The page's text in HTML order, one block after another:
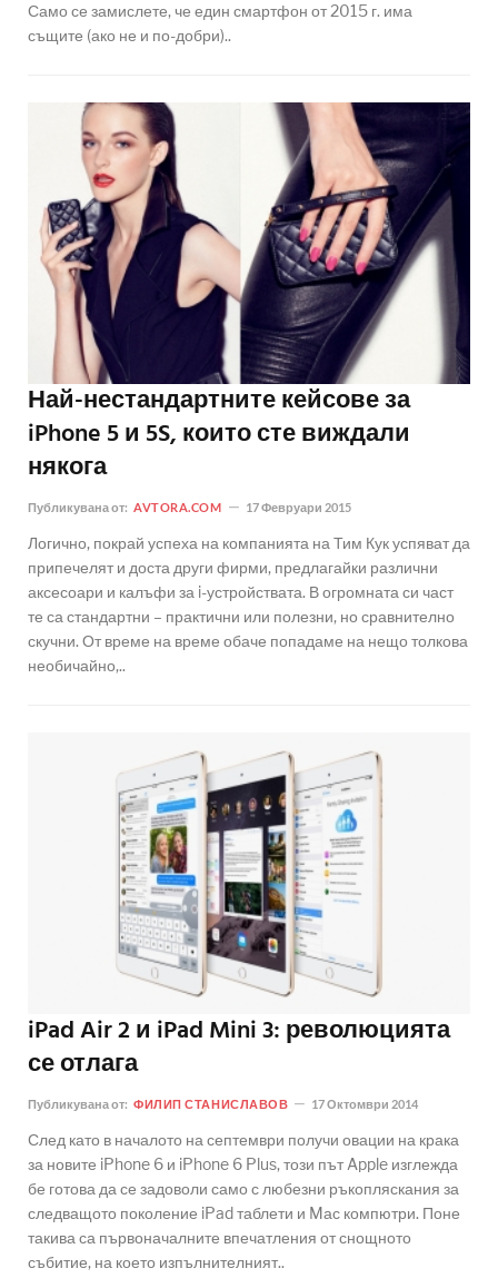
Само се замислете, че един смартфон от 2015 г. има
същите (ако не и по-добри)..
Най-нестандартните кейсове за
iPhone 5 и 5S, които сте виждали
някога
Публикувана от: AVTORA.COM 17 Февруари 2015
Логично, покрай успеха на компанията на Тим Кук успяват да
припечелят и доста други фирми, предлагайки различни
аксесоари и калъфи за i-устройствата. В огромната си част
те са стандартни – практични или полезни, но сравнително
скучни. От време на време обаче попадаме на нещо толкова
необичайно,..
iPad Air 2 и iPad Mini 3: революцията
се отлага
Публикувана от: ФИЛИП СТАНИСЛАВОВ 17 Октомври 2014
След като в началото на септември получи овации на крака
за новите iPhone 6 и iPhone 6 Plus, този път Apple изглежда
бе готова да се задоволи само с любезни ръкопляскания за
следващото поколение iPad таблети и Mас компютри. Поне
такива са първоначалните впечатления от снощното
събитие, на което изпълнителният..